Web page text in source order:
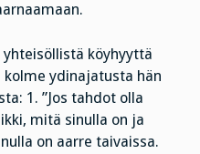
köyhyyttä
ydinajatusta hän
1. ”Jos tahdot olla
mitä sinulla on ja
on aarre taivaissa.